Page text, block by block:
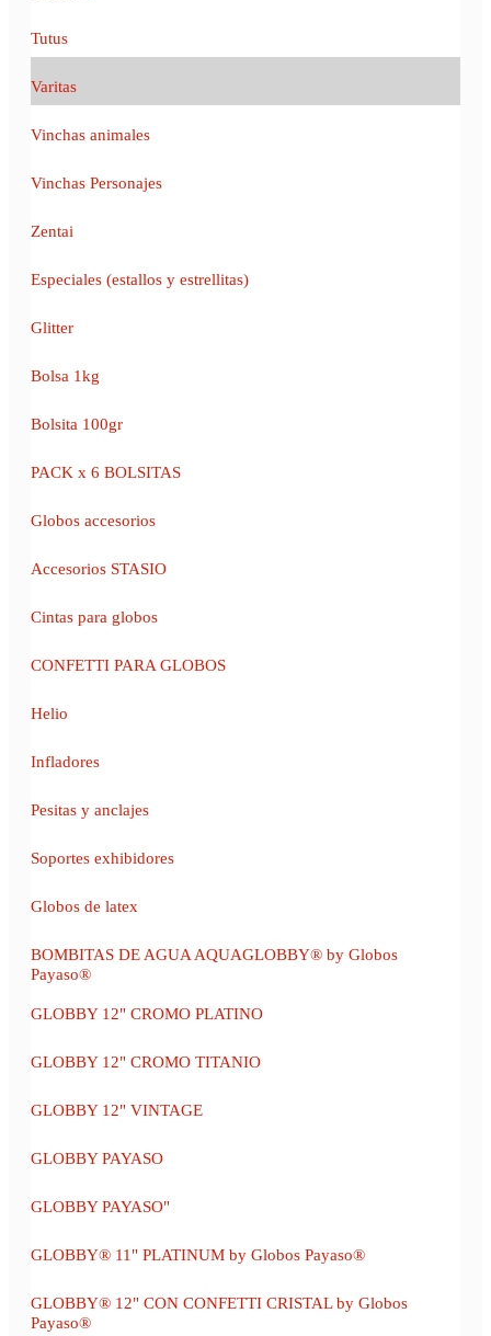
Tutus
Varitas
Vinchas animales
Vinchas Personajes
Zentai
Especiales (estallos y estrellitas)
Glitter
Bolsa 1kg
Bolsita 100gr
PACK x 6 BOLSITAS
Globos accesorios
Accesorios STASIO
Cintas para globos
CONFETTI PARA GLOBOS
Helio
Infladores
Pesitas y anclajes
Soportes exhibidores
Globos de latex
BOMBITAS DE AGUA AQUAGLOBBY® by Globos
Payaso®
GLOBBY 12" CROMO PLATINO
GLOBBY 12" CROMO TITANIO
GLOBBY 12" VINTAGE
GLOBBY PAYASO
GLOBBY PAYASO"
GLOBBY® 11" PLATINUM by Globos Payaso®
GLOBBY® 12" CON CONFETTI CRISTAL by Globos
Payaso®